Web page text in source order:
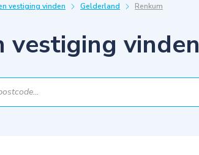
vestiging vinden Gelderland Renkum
vestiging vinden